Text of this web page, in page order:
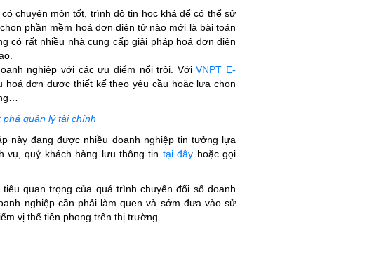
chuyên môn tốt, trình độ tin học khá để có thể sử
phần mềm hoá đơn điện tử nào mới là bài toán
có rất nhiều nhà cung cấp giải pháp hoá đơn điện
nghiệp với các ưu điểm nổi trội. VớiVNPT E-
đơn được thiết kế theo yêu cầu hoặc lựa chọn
phá quản lý tài chính
này đang được nhiều doanh nghiệp tin tưởng lựa
quý khách hàng lưu thông tin tại đây hoặc gọi
quan trọng của quá trình chuyển đổi số doanh
nghiệp cần phải làm quen và sớm đưa vào sử
vị thế tiên phong trên thị trường.